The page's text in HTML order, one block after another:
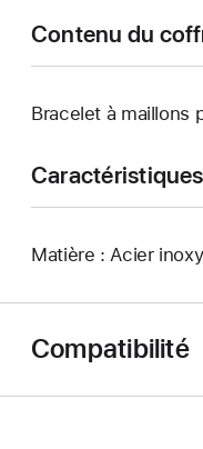
Contenu du
Bracelet à maillons
Caractéristiques
Matière : Acier
Compatibilité